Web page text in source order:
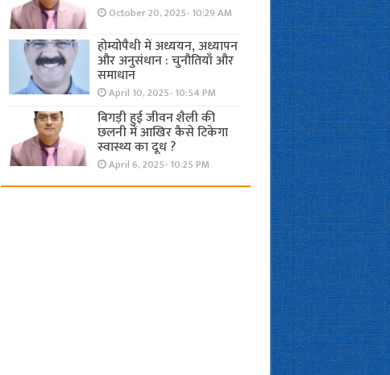
October 20, 2025- 10:29 AM
होम्योपैथी में अध्ययन, अध्यापन
और अनुसंधान : चुनौतियाँ और
समाधान
April 10, 2025- 10:54 PM
बिगड़ी हुई जीवन शैली की
छलनी में आखिर कैसे टिकेगा
स्वास्थ्य का दूध ?
April 6, 2025- 10:25 PM